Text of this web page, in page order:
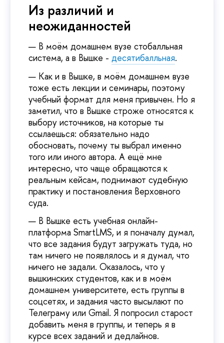
Из различий и
неожиданностей
В моём домашнем вузе стобалльная
система, а в Вышке - десятибалльная.
Как и в Вышке, в моём домашнем вузе
тоже есть лекции и семинары, поэтому
учебный формат для меня привычен. Но я
заметил, что в Вышке строже относятся к
выбору источников, на которые ты
ссылаешься: обязательно надо
обосновать, почему ты выбрал именно
того или иного автора. А ещё мне
интересно, что чаще обращаются к
реальным кейсам, поднимают судебную
практику и постановления Верховного
суда.
В Вышке есть учебная онлайн-
платформа SmartLMS, и я поначалу думал,
что все задания будут загружать туда, но
там ничего не появлялось и я думал, что
ничего не задали. Оказалось, что у
вышкинских студентов, как и в моём
домашнем университете, есть группы в
соцсетях, и задания часто высылают по
Телеграму или Gmail. Я попросил старост
добавить меня в группы, и теперь я в
курсе всех заданий и дедлайнов.